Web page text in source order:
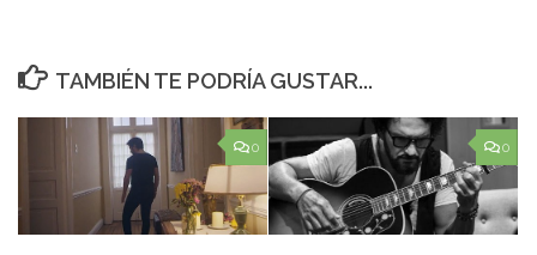
TAMBIÉN TE PODRÍA GUSTAR...
0 0